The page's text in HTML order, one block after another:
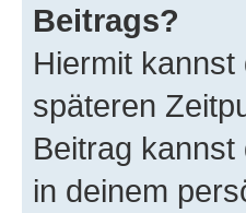
Beitrags?
Hiermit
späteren
Beitrag kannst
in deinem